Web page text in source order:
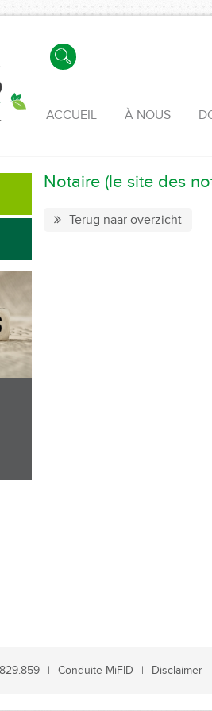
ACCUEIL À NOUS
Notaire (le site des
Terug naar overzicht
Conduite MiFID Disclaimer